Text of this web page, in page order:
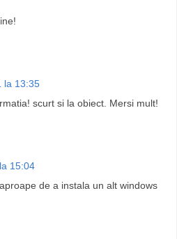
la 13:35
scurt si la obiect. Mersi mult!
15:04
de a instala un alt windows